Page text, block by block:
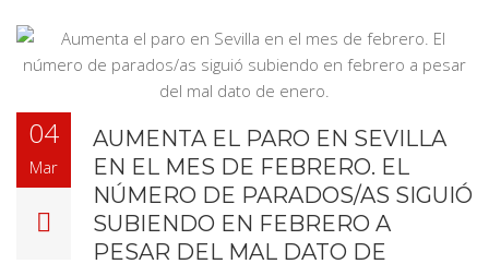
04
Mar
AUMENTA EL PARO EN SEVILLA
EN EL MES DE FEBRERO. EL
NÚMERO DE PARADOS/AS SIGUIÓ
SUBIENDO EN FEBRERO A
PESAR DEL MAL DATO DE